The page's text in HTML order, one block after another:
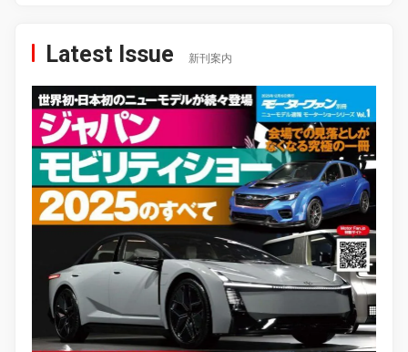
Latest Issue 新刊案内